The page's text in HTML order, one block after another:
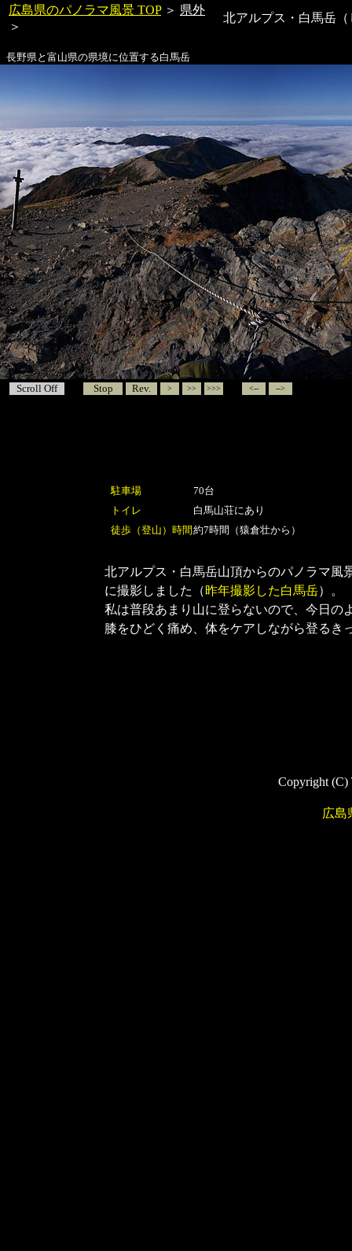
広島県のパノラマ風景 TOP＞ 県外
＞
北アルプス・白馬岳
長野県と富山県の県境に位置する白馬岳
Scroll Off Stop Rev. > >> >>> <-- -->
駐車場
70台
トイレ
白馬山荘にあり
徒歩（登山）時間 約7時間（猿倉壮から）
北アルプス・白馬岳山頂からのパノラマ風
に撮影しました（昨年撮影した白馬岳）。
私は普段あまり山に登らないので、今日の
膝をひどく痛め、体をケアしながら登るき
Copyright (C)
広島